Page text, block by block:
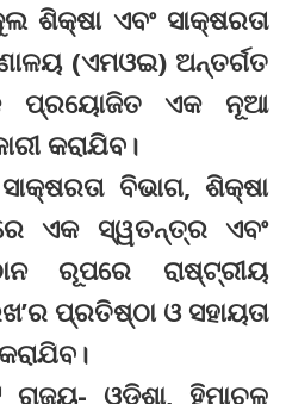
ଶିକ୍ଷା ଏବଂ ସାକ୍ଷରତା
(ଏମଓଇ) ଅନ୍ତର୍ଗତ
ପ୍ରୟୋଜିତ ଏକ ନୂଆ
କରାଯିବ।
ବିଭାଗ, ଶିକ୍ଷା
ଏକ ସ୍ୱତନ୍ତ୍ର ଏବଂ
ରୂପରେ ରାଷ୍ଟ୍ରୀୟ
ପ୍ରତିଷ୍ଠା ଓ ସହାୟତା
ଓଡ଼ିଶା, ହିମାଚଳ